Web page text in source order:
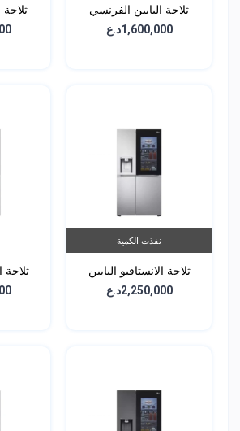
ثلاجة البابين الفرنسي
1,600,000د.ع
نفذت الكمية
ثلاجة الانستافيو البابين
2,250,000د.ع
ثلاجة